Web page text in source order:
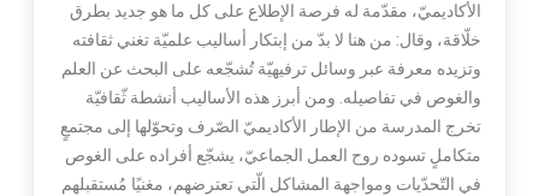
الأكاديميّ، مقدّمة له فرصة الإطلاع على كل ما هو جديد بطرق
خلّاقة، وقال: من هنا لا بدّ من إبتكار أساليب علميّة تغني ثقافته
وتزيده معرفة عبر وسائل ترفيهيّة تُشجّعه على البحث عن العلم
والغوص في تفاصيله. ومن أبرز هذه الأساليب أنشطة ثّقافيّة
تخرج المدرسة من الإطار الأكاديميّ الصّرف وتحوّلها إلى مجتمعٍ
متكاملٍ تسوده روح العمل الجماعيّ، يشجّع أفراده على الغوص
في التّحدّيات ومواجهة المشاكل الّتي تعترضهم، مغنيًا مُستقبلهم